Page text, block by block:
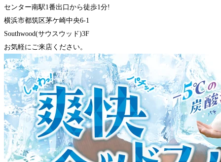
センター南駅1番出口から徒歩1分!
横浜市都筑区茅ケ崎中央6-1
Southwood(サウスウッド)3F
お気軽にご来店ください。